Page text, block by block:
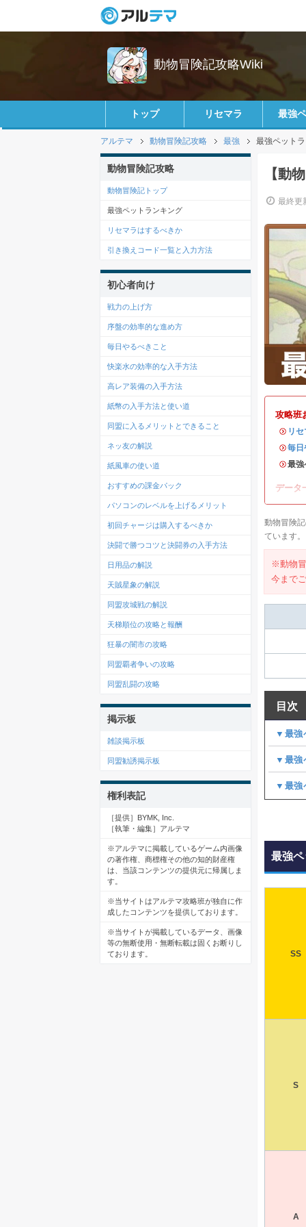
動物冒険記攻略Wiki
トップ リセマラ 最強
アルテマ 動物冒険記攻略 最強 最強ペット
【動
最終更
攻略班
・ リ
・毎日
・最強
データ
動物冒険
ています。
※動物冒
今まで
目次
▼最強
▼最強
▼最強
最強
SS
S
A
動物冒険記攻略
動物冒険記トップ
最強ペットランキング
リセマラはするべきか
引き換えコード一覧と入力方法
初心者向け
戦力の上げ方
序盤の効率的な進め方
毎日やるべきこと
快楽水の効率的な入手方法
高レア装備の入手方法
紙幣の入手方法と使い道
同盟に入るメリットとできること
ネッ友の解説
紙風車の使い道
おすすめの課金パック
パソコンのレベルを上げるメリット
初回チャージは購入するべきか
決闘で勝つコツと決闘券の入手方法
日用品の解説
天賊星象の解説
同盟攻城戦の解説
天梯順位の攻略と報酬
狂暴の闇市の攻略
同盟覇者争いの攻略
同盟乱闘の攻略
掲示板
雑談掲示板
同盟勧誘掲示板
権利表記
［提供］BYMK, Inc.
［執筆・編集］アルテマ
※アルテマに掲載しているゲーム内画像
の著作権、商標権その他の知的財産権
は、当該コンテンツの提供元に帰属しま
す。
※当サイトはアルテマ攻略班が独自に作
成したコンテンツを提供しております。
※当サイトが掲載しているデータ、画像
等の無断使用・無断転載は固くお断りし
ております。